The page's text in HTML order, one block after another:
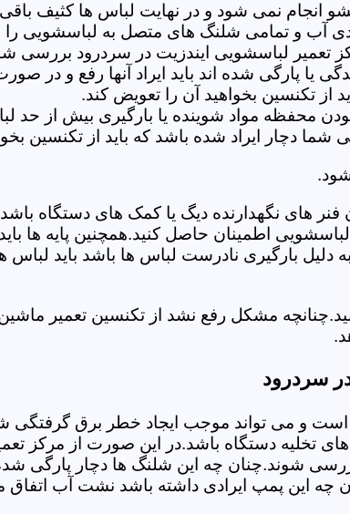
انجام نمی شود و در نهایت لباس ها کثیف باقی
آب و تمامی شلنگ های متصل به لباسشویی
تعمیر لباسشویی ایندزیت در سردرود بررسی
یا پارگی شده اند باید ایراد آنها رفع و در
تکنسین بخواهید آن را تعویض کند.
محفظه مواد شوینده یا بارگیری بیش از حد
ایراد شده باشد که باید از تکنسین
های نگهدارنده دیگ یا کمک های دستگاه
لباسشویی اطمینان حاصل کنید.همچنین پایه
بارگیری نادرست لباس ها باشد باید لباس
مشکل رفع نشد از تکنسین تعمیر
سردرود
و می تواند موجب ایجاد خطر برق گرفتگی
تخلیه دستگاه باشد.در این صورت از مرکز
شوند.چنان چه این شلنگ ها دچار پارگی
چه این پمپ ایرادی داشته باشد نشت آب